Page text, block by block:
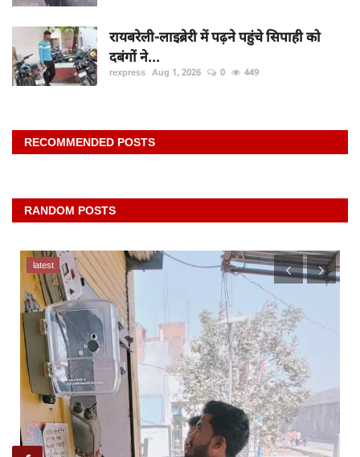
रायबरेली-लाइब्रेरी में पढ़ने पहुंचे सिपाही को
दबंगों ने...
rexpress Aug 1, 2026 0 449
RECOMMENDED POSTS
RANDOM POSTS
latest